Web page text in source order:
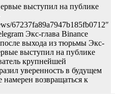
выступил на публике
67237fa89a7947b185fb0712″
Экс-глава Binance
выхода из тюрьмы Экс-
выступил на публике
крупнейшей
уверенность в будущем
намерен возвращаться к